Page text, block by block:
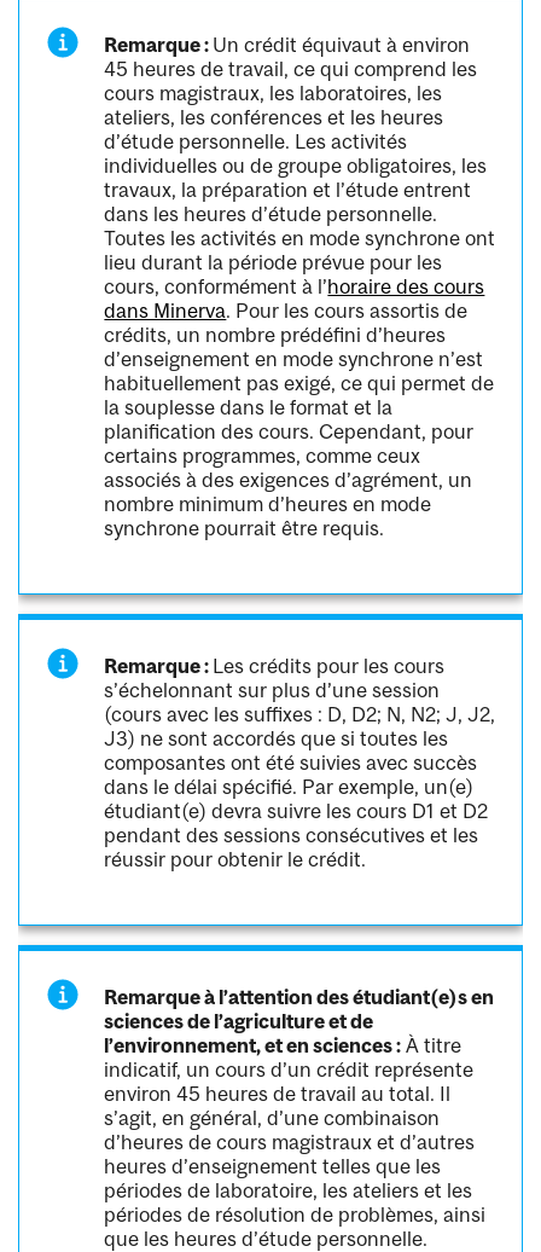
Remarque : Un crédit équivaut à environ
45 heures de travail, ce qui comprend les
cours magistraux, les laboratoires, les
ateliers, les conférences et les heures
d’étude personnelle. Les activités
individuelles ou de groupe obligatoires, les
travaux, la préparation et l’étude entrent
dans les heures d’étude personnelle.
Toutes les activités en mode synchrone ont
lieu durant la période prévue pour les
cours, conformément à l’horaire des cours
dans Minerva. Pour les cours assortis de
crédits, un nombre prédéfini d’heures
d’enseignement en mode synchrone n’est
habituellement pas exigé, ce qui permet de
la souplesse dans le format et la
planification des cours. Cependant, pour
certains programmes, comme ceux
associés à des exigences d’agrément, un
nombre minimum d’heures en mode
synchrone pourrait être requis.
Remarque : Les crédits pour les cours
s’échelonnant sur plus d’une session
(cours avec les suffixes : D, D2; N, N2; J, J2,
J3) ne sont accordés que si toutes les
composantes ont été suivies avec succès
dans le délai spécifié. Par exemple, un(e)
étudiant(e) devra suivre les cours D1 et D2
pendant des sessions consécutives et les
réussir pour obtenir le crédit.
Remarque à l’attention des étudiant(e)s en
sciences de l’agriculture et de
l’environnement, et en sciences : À titre
indicatif, un cours d’un crédit représente
environ 45 heures de travail au total. Il
s’agit, en général, d’une combinaison
d’heures de cours magistraux et d’autres
heures d’enseignement telles que les
périodes de laboratoire, les ateliers et les
périodes de résolution de problèmes, ainsi
que les heures d’étude personnelle.